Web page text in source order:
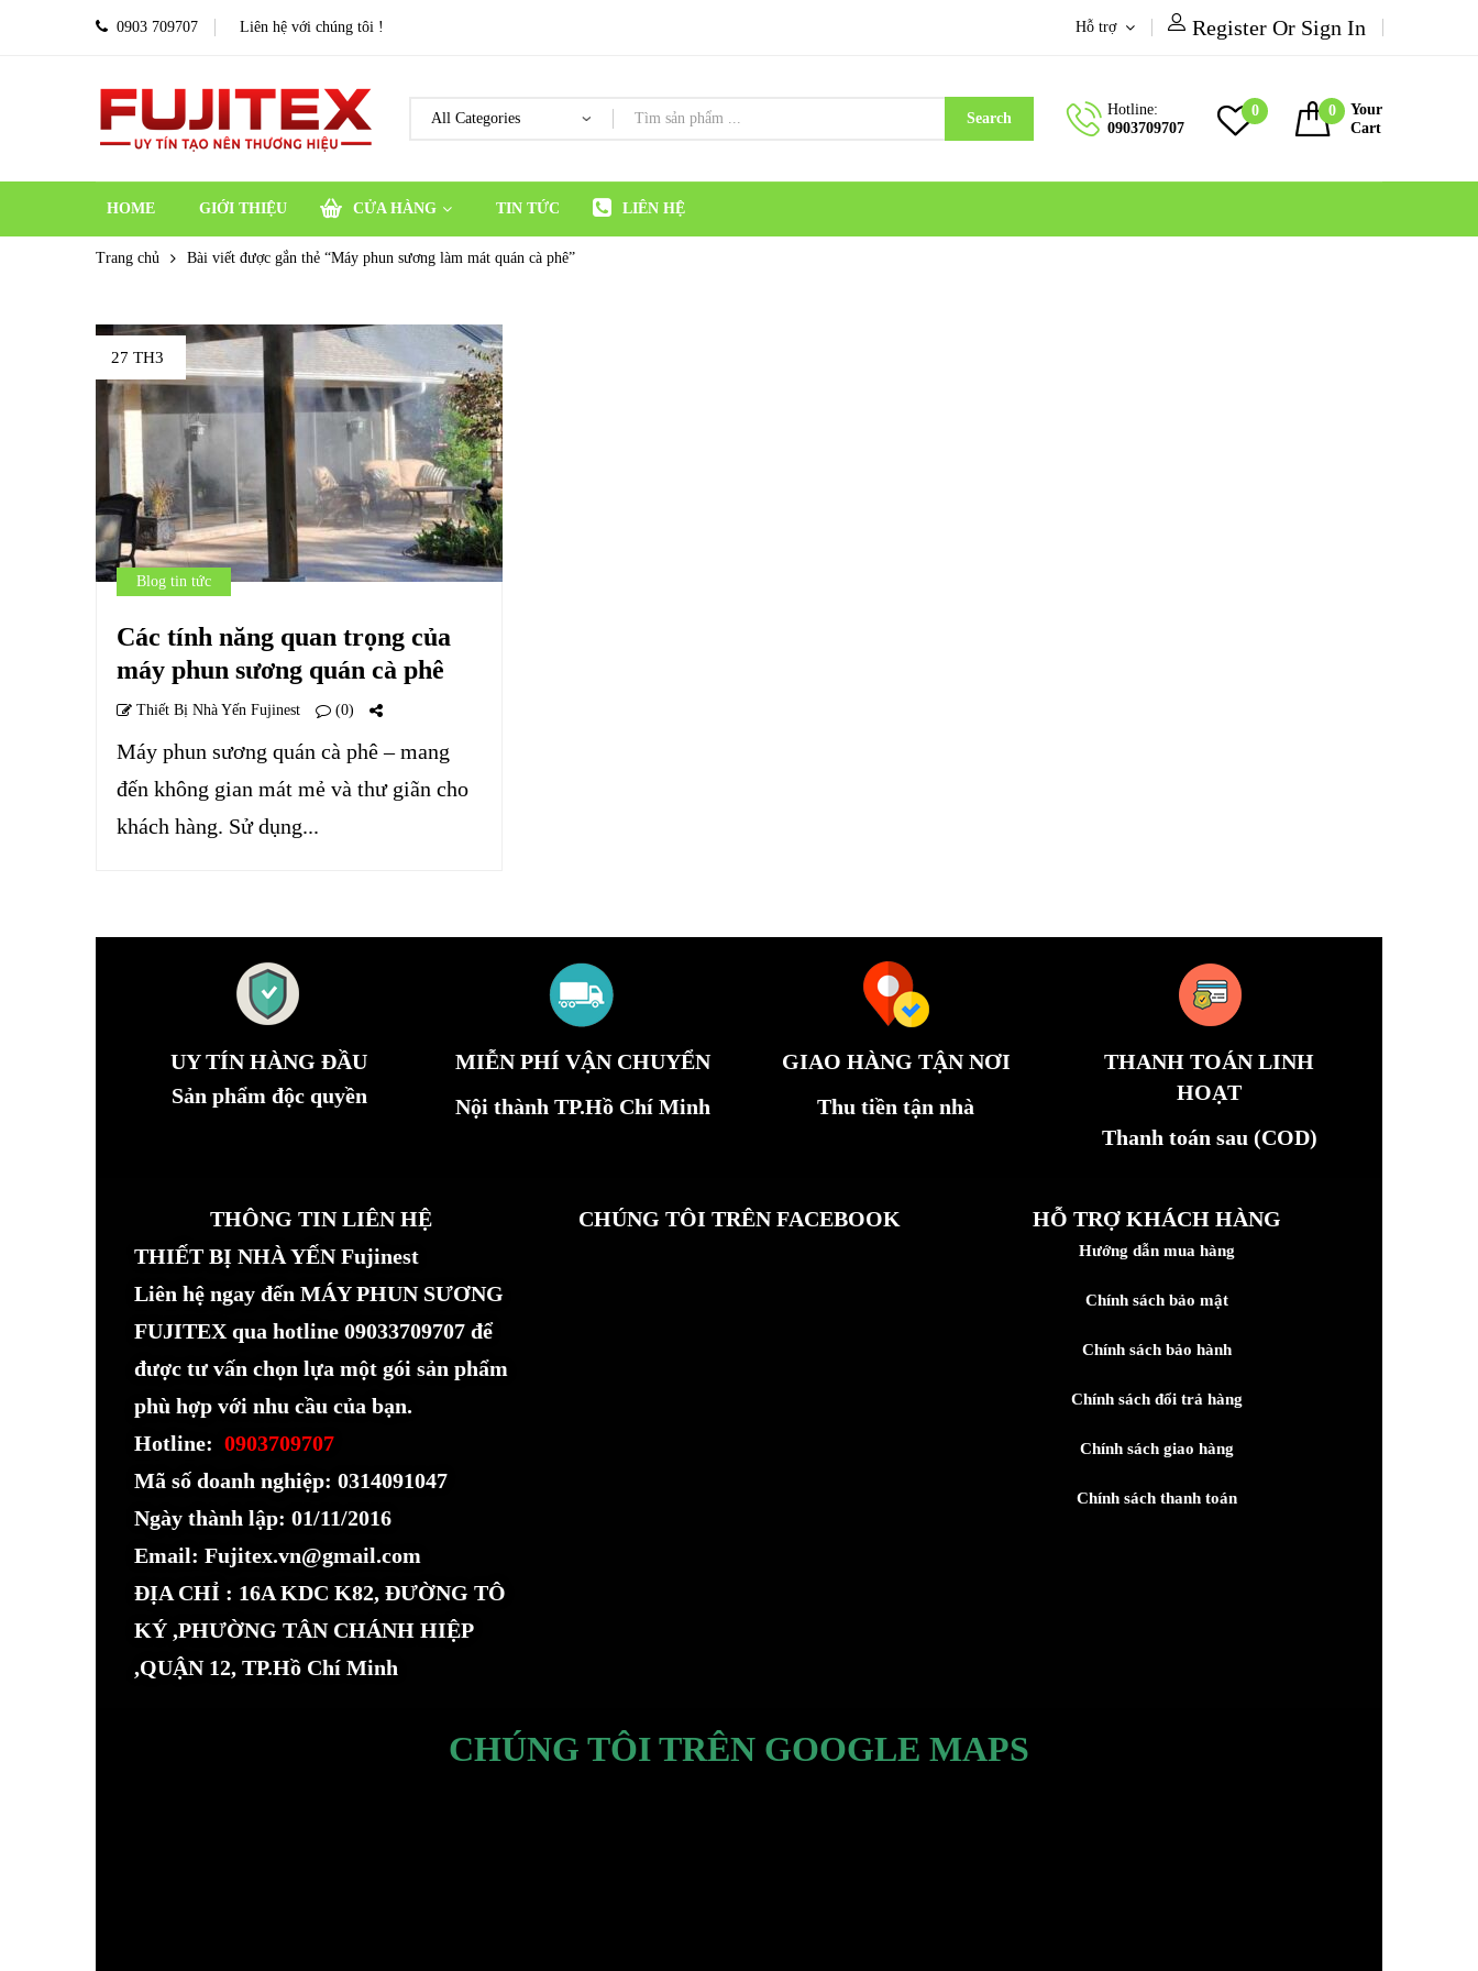
0903 709707 Liên hệ với chúng tôi ! Hỗ trợ Register Or Sign In
Search
Hotline:
0903709707
0 0
Your
Cart
HOME GIỚI THIỆU CỬA HÀNG TIN TỨC LIÊN HỆ
Trang chủ Bài viết được gắn thẻ “Máy phun sương làm mát quán cà phê”
27 TH3
Blog tin tức
Các tính năng quan trọng của
máy phun sương quán cà phê
Thiết Bị Nhà Yến Fujinest (0)
Máy phun sương quán cà phê – mang
đến không gian mát mẻ và thư giãn cho
khách hàng. Sử dụng...
UY TÍN HÀNG ĐẦU
Sản phẩm độc quyền
MIỄN PHÍ VẬN CHUYỂN
Nội thành TP.Hồ Chí Minh
GIAO HÀNG TẬN NƠI
Thu tiền tận nhà
THANH TOÁN LINH
HOẠT
Thanh toán sau (COD)
THÔNG TIN LIÊN HỆ
THIẾT BỊ NHÀ YẾN Fujinest
Liên hệ ngay đến MÁY PHUN SƯƠNG
FUJITEX qua hotline 09033709707 để
được tư vấn chọn lựa một gói sản phẩm
phù hợp với nhu cầu của bạn.
Hotline: 0903709707
Mã số doanh nghiệp: 0314091047
Ngày thành lập: 01/11/2016
Email: Fujitex.vn@gmail.com
ĐỊA CHỈ : 16A KDC K82, ĐƯỜNG TÔ
KÝ ,PHƯỜNG TÂN CHÁNH HIỆP
,QUẬN 12, TP.Hồ Chí Minh
CHÚNG TÔI TRÊN FACEBOOK HỖ TRỢ KHÁCH HÀNG
Hướng dẫn mua hàng
Chính sách bảo mật
Chính sách bảo hành
Chính sách đổi trả hàng
Chính sách giao hàng
Chính sách thanh toán
CHÚNG TÔI TRÊN GOOGLE MAPS